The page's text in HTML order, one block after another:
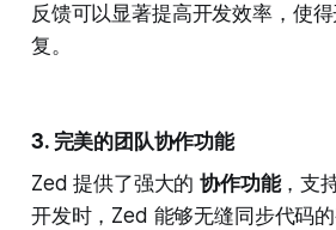
反馈可以显著提高开发效率，使
复。
3. 完美的团队协作功能
Zed 提供了强大的协作功能，支
开发时，Zed 能够无缝同步代码